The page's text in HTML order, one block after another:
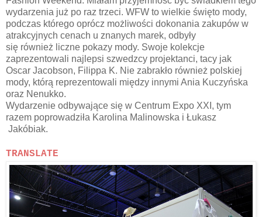
wydarzenia już po raz trzeci. WFW to wielkie święto mody,
podczas którego oprócz możliwości dokonania zakupów w
atrakcyjnych cenach u znanych marek, odbyły
się również liczne pokazy mody. Swoje kolekcje
zaprezentowali najlepsi szwedzcy projektanci, tacy jak
Oscar Jacobson, Filippa K. Nie zabrakło również polskiej
mody, którą reprezentowali między innymi Ania Kuczyńska
oraz Nenukko.
Wydarzenie odbywające się w Centrum Expo XXI, tym
razem poprowadziła Karolina Malinowska i Łukasz
Jakóbiak.
TRANSLATE